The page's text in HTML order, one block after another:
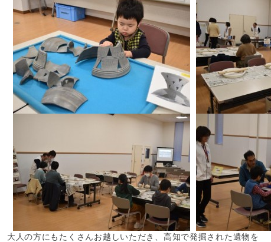
大人の方にもたくさんお越しいただき、高知で発掘された遺物を